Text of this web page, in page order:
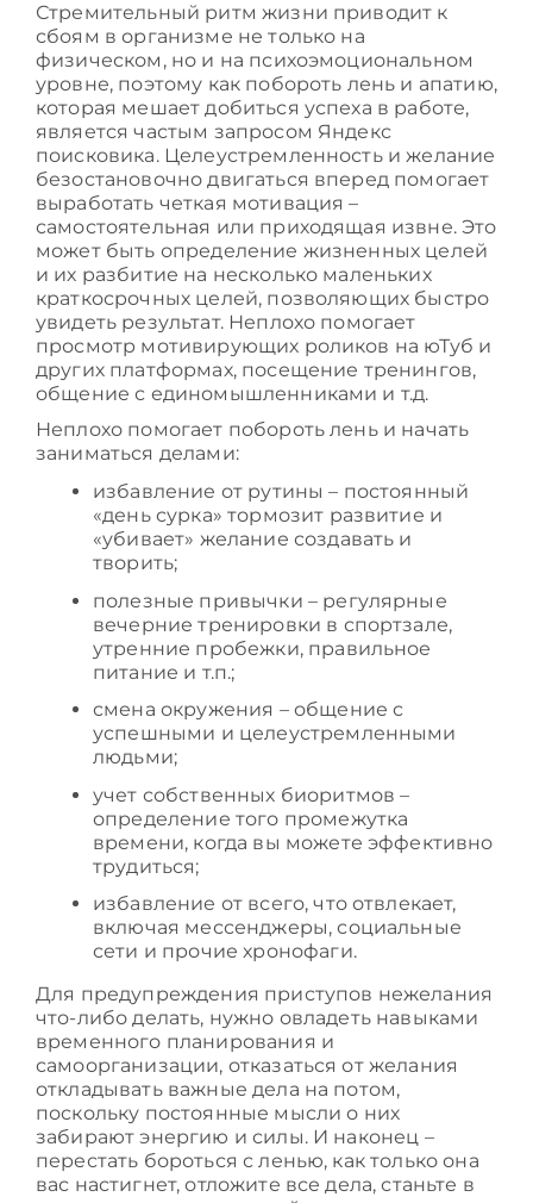
Стремительный ритм жизни приводит к
сбоям в организме не только на
физическом, но и на психоэмоциональном
уровне, поэтому как побороть лень и апатию,
которая мешает добиться успеха в работе,
является частым запросом Яндекс
поисковика. Целеустремленность и желание
безостановочно двигаться вперед помогает
выработать четкая мотивация –
самостоятельная или приходящая извне. Это
может быть определение жизненных целей
и их разбитие на несколько маленьких
краткосрочных целей, позволяющих быстро
увидеть результат. Неплохо помогает
просмотр мотивирующих роликов на юТуб и
других платформах, посещение тренингов,
общение с единомышленниками и т.д.
Неплохо помогает побороть лень и начать
заниматься делами:
избавление от рутины – постоянный
«день сурка» тормозит развитие и
«убивает» желание создавать и
творить;
полезные привычки – регулярные
вечерние тренировки в спортзале,
утренние пробежки, правильное
питание и т.п.;
смена окружения – общение с
успешными и целеустремленными
людьми;
учет собственных биоритмов –
определение того промежутка
времени, когда вы можете эффективно
трудиться;
избавление от всего, что отвлекает,
включая мессенджеры, социальные
сети и прочие хронофаги.
Для предупреждения приступов нежелания
что-либо делать, нужно овладеть навыками
временного планирования и
самоорганизации, отказаться от желания
откладывать важные дела на потом,
поскольку постоянные мысли о них
забирают энергию и силы. И наконец –
перестать бороться с ленью, как только она
вас настигнет, отложите все дела, станьте в